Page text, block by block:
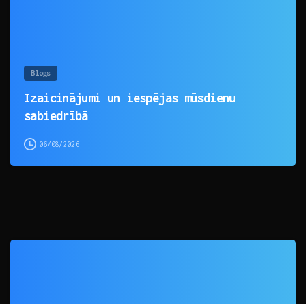
Blogs
Izaicinājumi un iespējas mūsdienu
sabiedrībā
06/08/2026